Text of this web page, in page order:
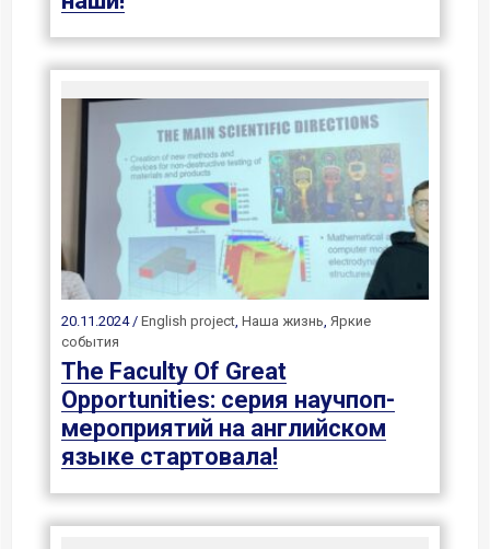
20.11.2024 / English project Наша жизнь Яркие
события
The Faculty Of Great
Opportunities: серия научпоп-
мероприятий на английском
языке стартовала!